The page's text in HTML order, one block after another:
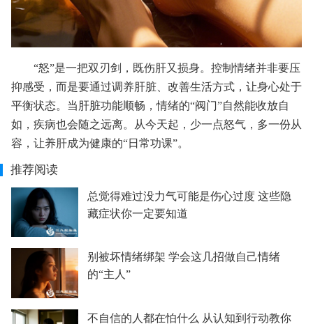
“怒”是一把双刃剑，既伤肝又损身。控制情绪并非要压
抑感受，而是要通过调养肝脏、改善生活方式，让身心处于
平衡状态。当肝脏功能顺畅，情绪的“阀门”自然能收放自
如，疾病也会随之远离。从今天起，少一点怒气，多一份从
容，让养肝成为健康的“日常功课”。
推荐阅读
总觉得难过没力气可能是伤心过度 这些隐
藏症状你一定要知道
别被坏情绪绑架 学会这几招做自己情绪
的“主人”
不自信的人都在怕什么 从认知到行动教你